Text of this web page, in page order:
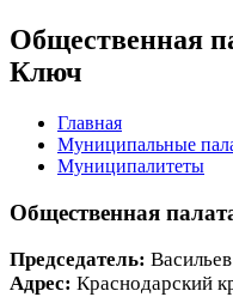
Общественная
Ключ
Главная
Муниципальные
Муниципалитеты
Общественная
Председатель:
Адрес: Краснодарский